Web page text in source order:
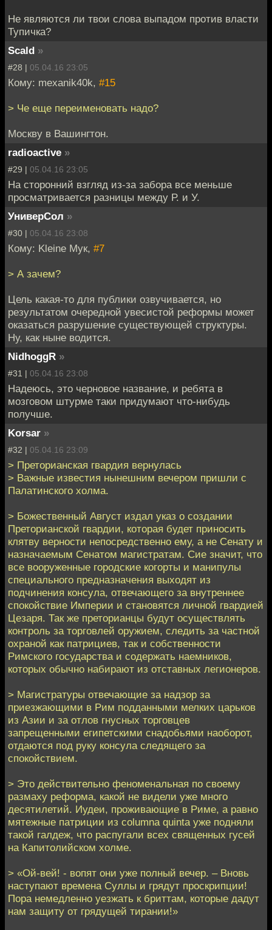
Не являются ли твои слова выпадом против власти
Тупичка?
Scald »
#28 | 05.04.16 23:05
Кому: mexanik40k, #15
> Че еще переименовать надо?
Москву в Вашингтон.
radioactive »
#29 | 05.04.16 23:05
На сторонний взгляд из-за забора все меньше
просматривается разницы между Р. и У.
УниверСол »
#30 | 05.04.16 23:08
Кому: Kleine Мук, #7
> А зачем?
Цель какая-то для публики озвучивается, но
результатом очередной увесистой реформы может
оказаться разрушение существующей структуры.
Ну, как ныне водится.
NidhoggR »
#31 | 05.04.16 23:08
Надеюсь, это черновое название, и ребята в
мозговом штурме таки придумают что-нибудь
получше.
Korsar »
#32 | 05.04.16 23:09
> Преторианская гвардия вернулась
> Важные известия нынешним вечером пришли с
Палатинского холма.
> Божественный Август издал указ о создании
Преторианской гвардии, которая будет приносить
клятву верности непосредственно ему, а не Сенату и
назначаемым Сенатом магистратам. Сие значит, что
все вооруженные городские когорты и манипулы
специального предназначения выходят из
подчинения консула, отвечающего за внутреннее
спокойствие Империи и становятся личной гвардией
Цезаря. Так же преторианцы будут осуществлять
контроль за торговлей оружием, следить за частной
охраной как патрициев, так и собственности
Римского государства и содержать наемников,
которых обычно набирают из отставных легионеров.
> Магистратуры отвечающие за надзор за
приезжающими в Рим подданными мелких царьков
из Азии и за отлов гнусных торговцев
запрещенными египетскими снадобьями наоборот,
отдаются под руку консула следящего за
спокойствием.
> Это действительно феноменальная по своему
размаху реформа, какой не видели уже много
десятилетий. Иудеи, проживающие в Риме, а равно
мятежные патриции из columna quinta уже подняли
такой галдеж, что распугали всех священных гусей
на Капитолийском холме.
> «Ой-вей! - вопят они уже полный вечер. – Вновь
наступают времена Суллы и грядут проскрипции!
Пора немедленно уезжать к бриттам, которые дадут
нам защиту от грядущей тирании!»